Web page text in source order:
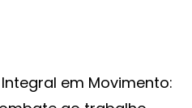
em Movimento: